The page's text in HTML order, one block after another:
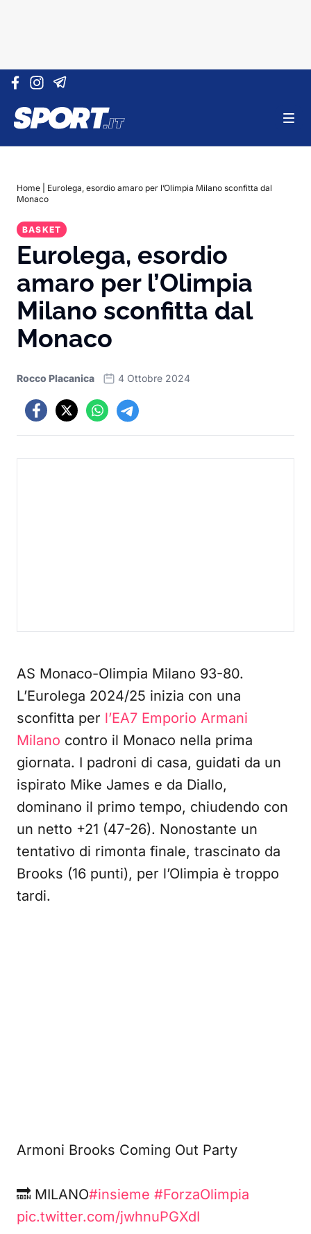
Vai al contenuto
Home
Eurolega, esordio amaro per l’Olimpia Milano sconfitta dal
Monaco
BASKET
Eurolega, esordio
amaro per l’Olimpia
Milano sconfitta dal
Monaco
Rocco Placanica 4 Ottobre 2024
AS Monaco-Olimpia Milano 93-80.
L’Eurolega 2024/25 inizia con una
sconfitta per l’EA7 Emporio Armani
Milano contro il Monaco nella prima
giornata. I padroni di casa, guidati da un
ispirato Mike James e da Diallo,
dominano il primo tempo, chiudendo con
un netto +21 (47-26). Nonostante un
tentativo di rimonta finale, trascinato da
Brooks (16 punti), per l’Olimpia è troppo
tardi.
Armoni Brooks Coming Out Party
🔜 MILANO#insieme #ForzaOlimpia
pic.twitter.com/jwhnuPGXdI